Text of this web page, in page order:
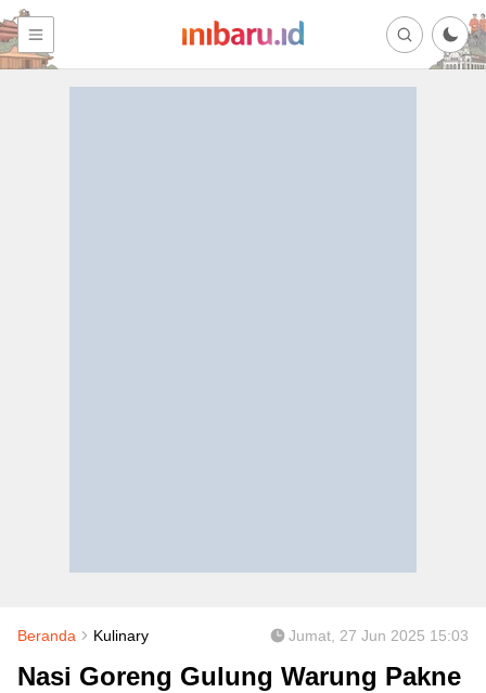
Beranda Kulinary Jumat, 27 Jun 2025 15:03
Nasi Goreng Gulung Warung Pakne